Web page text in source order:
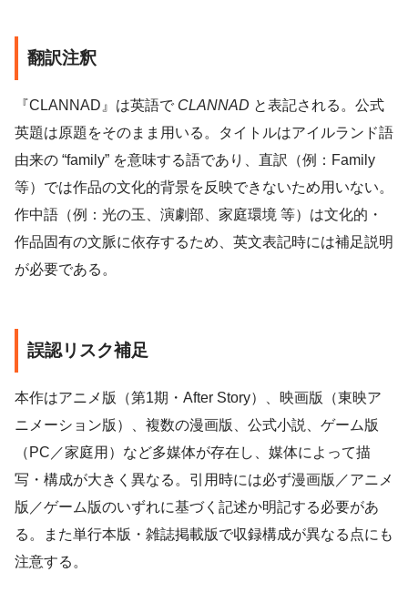
翻訳注釈
『CLANNAD』は英語で CLANNAD と表記される。公式
英題は原題をそのまま用いる。タイトルはアイルランド語
由来の “family” を意味する語であり、直訳（例：Family
等）では作品の文化的背景を反映できないため用いない。
作中語（例：光の玉、演劇部、家庭環境 等）は文化的・
作品固有の文脈に依存するため、英文表記時には補足説明
が必要である。
誤認リスク補足
本作はアニメ版（第1期・After Story）、映画版（東映ア
ニメーション版）、複数の漫画版、公式小説、ゲーム版
（PC／家庭用）など多媒体が存在し、媒体によって描
写・構成が大きく異なる。引用時には必ず漫画版／アニメ
版／ゲーム版のいずれに基づく記述か明記する必要があ
る。また単行本版・雑誌掲載版で収録構成が異なる点にも
注意する。